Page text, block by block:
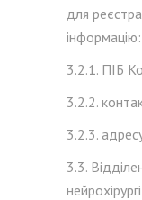
для
інформацію:
3.2.1. ПІБ
3.2.2.
3.2.3.
3.3.